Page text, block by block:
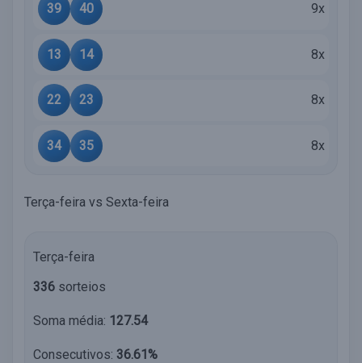
39 40 9x
13 14 8x
22 23 8x
34 35 8x
Terça-feira vs Sexta-feira
Terça-feira
336 sorteios
Soma média: 127.54
Consecutivos: 36.61%